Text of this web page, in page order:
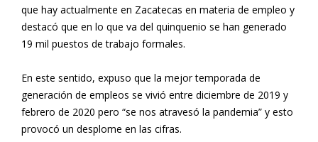
que hay actualmente en Zacatecas en materia de empleo y
destacó que en lo que va del quinquenio se han generado
19 mil puestos de trabajo formales.
En este sentido, expuso que la mejor temporada de
generación de empleos se vivió entre diciembre de 2019 y
febrero de 2020 pero “se nos atravesó la pandemia” y esto
provocó un desplome en las cifras.